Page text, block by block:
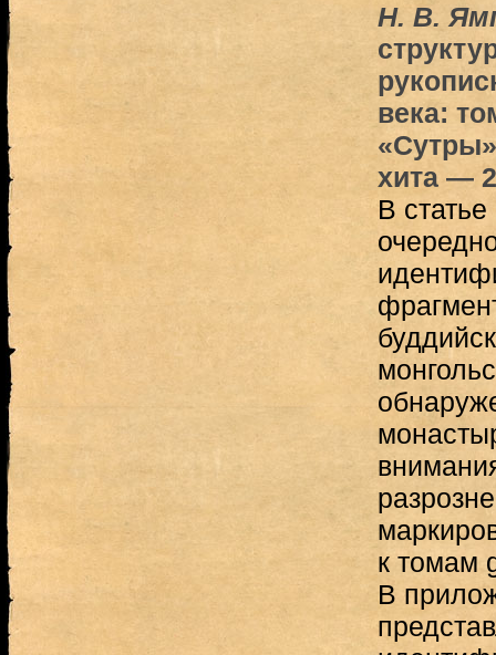
Н. В.
века:
хита —
В
к томам
В